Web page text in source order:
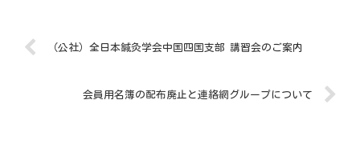
（公社）全日本鍼灸学会中国四国支部 講習会のご案内
会員用名簿の配布廃止と連絡網グループについて